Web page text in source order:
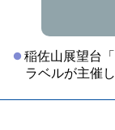
稲佐山展望台
ラベルが主催